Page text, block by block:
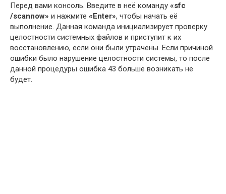
Перед вами консоль. Введите в неё команду «sfc
/scannow» и нажмите «Enter», чтобы начать её
выполнение. Данная команда инициализирует проверку
целостности системных файлов и приступит к их
восстановлению, если они были утрачены. Если причиной
ошибки было нарушение целостности системы, то после
данной процедуры ошибка 43 больше возникать не
будет.